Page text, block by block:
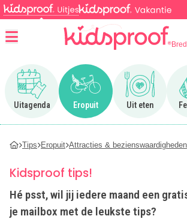
Uitagenda
Ga naar Uitagenda
Eropuit
Ga naar Eropuit
Uit eten
Ga naar Uit
Tips Eropuit Attracties & bezienswaardigheden
Kidsproof tips!
Hé psst, wil jij iedere maand een
je mailbox met de leukste tips?